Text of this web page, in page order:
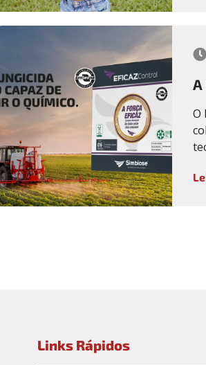
O
Links Rápidos